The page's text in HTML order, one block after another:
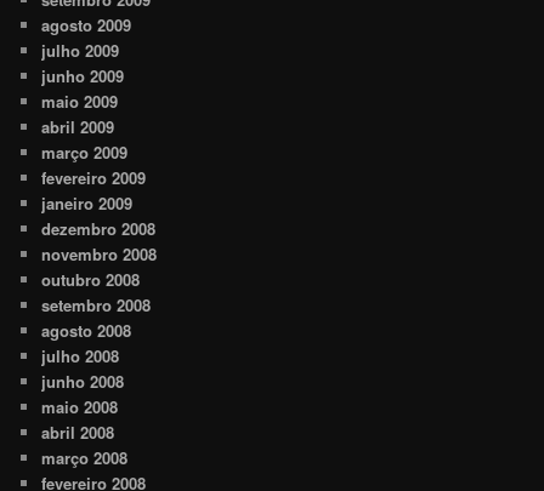
agosto 2009
julho 2009
junho 2009
maio 2009
abril 2009
março 2009
fevereiro 2009
janeiro 2009
dezembro 2008
novembro 2008
outubro 2008
setembro 2008
agosto 2008
julho 2008
junho 2008
maio 2008
abril 2008
março 2008
fevereiro 2008